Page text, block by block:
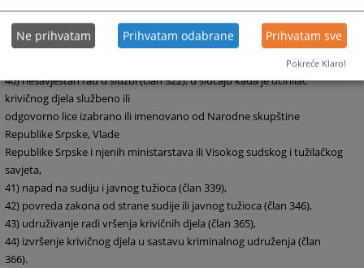
sudskog i tužilačkogsavjeta,
37)primanje mita(član 319),
38)davanje mita(član 320),
40)nesavjestanrad u službi (član 322), u slučaju kada je učinilac
krivičnog djela službeno ili
odgovorno lice izabrano ili imenovano od Narodne skupštine
Republike Srpske, Vlade
Republike Srpske i njenih ministarstava ili Visokog sudskog i tužilačkog
savjeta,
41) napad na sudiju i javnog tužioca (član 339),
42) povreda zakonaod strane sudije ili javnog tužioca (član 346),
43) udruživanje radi vršenja krivičnih djela (član 365),
44) izvršenje krivičnogdjela u sastavu kriminalnog udruženja (član
366).
Ne prihvatam Prihvatam odabrane Prihvatam sve
Pokreće Klaro!